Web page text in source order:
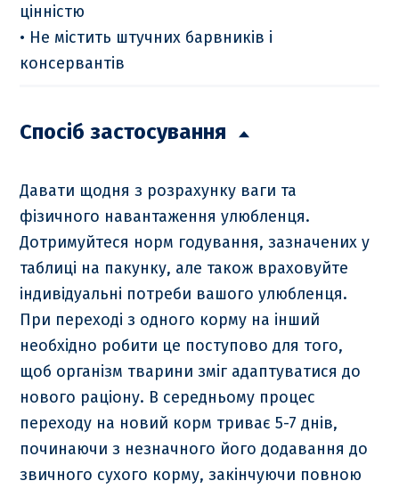
цінністю
• Не містить штучних барвників і
консервантів
Спосіб застосування
Давати щодня з розрахунку ваги та
фізичного навантаження улюбленця.
Дотримуйтеся норм годування, зазначених у
таблиці на пакунку, але також враховуйте
індивідуальні потреби вашого улюбленця.
При переході з одного корму на інший
необхідно робити це поступово для того,
щоб організм тварини зміг адаптуватися до
нового раціону. В середньому процес
переходу на новий корм триває 5-7 днів,
починаючи з незначного його додавання до
звичного сухого корму, закінчуючи повною